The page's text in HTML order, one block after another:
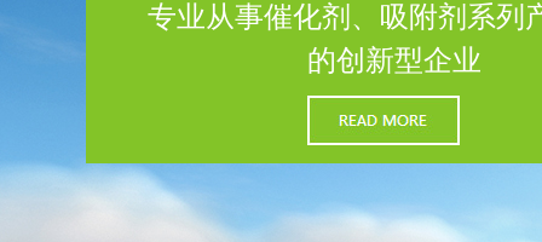
专业从事催化剂、吸附剂系列
的创新型企业